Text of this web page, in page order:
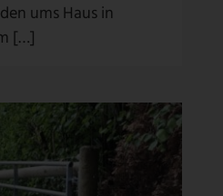
ums Haus in
[…]